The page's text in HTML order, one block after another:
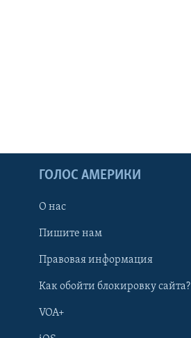
ГОЛОС АМЕРИКИ
О нас
Пишите нам
Правовая информация
Как обойти блокировку сайта?
VOA+